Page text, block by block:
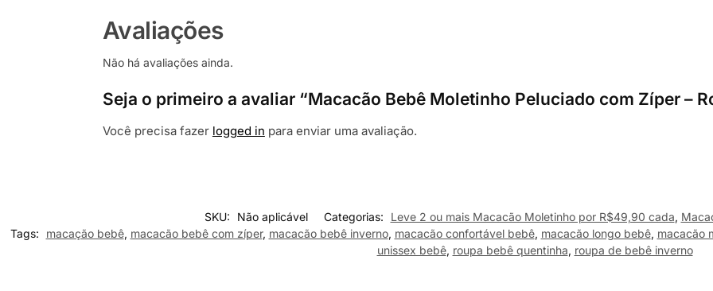
Avaliações
Não há avaliações ainda.
Seja o primeiro a avaliar “Macacão Bebê Moletinho Peluciado com Zíper –
Você precisa fazer logged in para enviar uma avaliação.
SKU: Não aplicável Categorias: Leve 2 ou mais Macacão Moletinho por R$49,90 cada,
Tags:
macação bebê, macacão bebê com zíper, macacão bebê inverno, macacão confortável bebê, macacão longo bebê, macacão
unissex bebê, roupa bebê quentinha, roupa de bebê inverno